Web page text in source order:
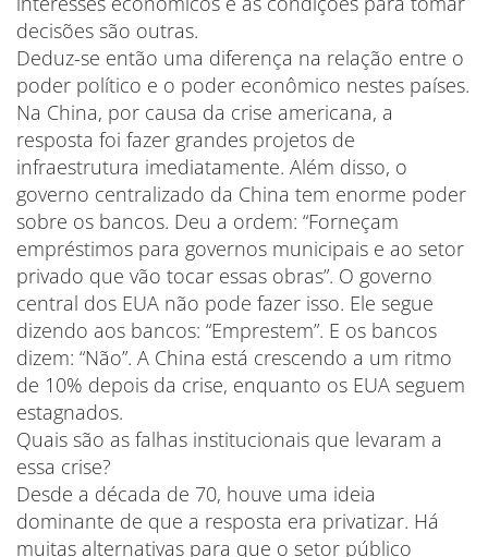
decisões são outras.
Deduz-se então uma diferença na relação entre o
poder político e o poder econômico nestes países.
Na China, por causa da crise americana, a
resposta foi fazer grandes projetos de
infraestrutura imediatamente. Além disso, o
governo centralizado da China tem enorme poder
sobre os bancos. Deu a ordem: “Forneçam
empréstimos para governos municipais e ao setor
privado que vão tocar essas obras”. O governo
central dos EUA não pode fazer isso. Ele segue
dizendo aos bancos: “Emprestem”. E os bancos
dizem: “Não”. A China está crescendo a um ritmo
de 10% depois da crise, enquanto os EUA seguem
estagnados.
Quais são as falhas institucionais que levaram a
essa crise?
Desde a década de 70, houve uma ideia
dominante de que a resposta era privatizar. Há
muitas alternativas para que o setor público